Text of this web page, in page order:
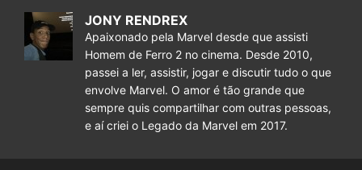
JONY RENDREX
Apaixonado pela Marvel desde que assisti
Homem de Ferro 2 no cinema. Desde 2010,
passei a ler, assistir, jogar e discutir tudo o que
envolve Marvel. O amor é tão grande que
sempre quis compartilhar com outras pessoas,
e aí criei o Legado da Marvel em 2017.